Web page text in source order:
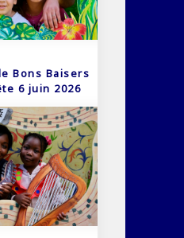
Bons Baisers
6 juin 2026